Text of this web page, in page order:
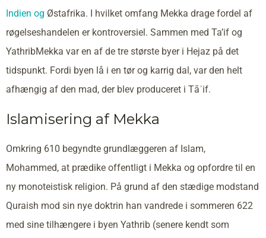
Indien og Østafrika. I hvilket omfang Mekka drage fordel af
røgelseshandelen er kontroversiel. Sammen med Ta’if og
YathribMekka var en af de tre største byer i Hejaz på det
tidspunkt. Fordi byen lå i en tør og karrig dal, var den helt
afhængig af den mad, der blev produceret i Tāʾif.
Islamisering af Mekka
Omkring 610 begyndte grundlæggeren af Islam,
Mohammed, at prædike offentligt i Mekka og opfordre til en
ny monoteistisk religion. På grund af den stædige modstand
Quraish mod sin nye doktrin han vandrede i sommeren 622
med sine tilhængere i byen Yathrib (senere kendt som